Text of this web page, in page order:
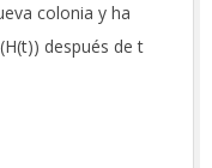
colonia y ha
después de t